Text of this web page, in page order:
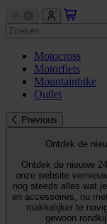
Motocross
Motorfiets
Mountainbike
Outlet
Previous
Ontdek de
Ontdek de nieuwe
onze website
nog steeds alles wat
en accessoires, nu
makkelijker te
gewoon